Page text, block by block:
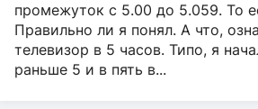
промежуток с 5.00 до 5.059. То
Правильно ли я понял. А что,
телевизор в 5 часов. Типо, я
раньше 5 и в пять в...